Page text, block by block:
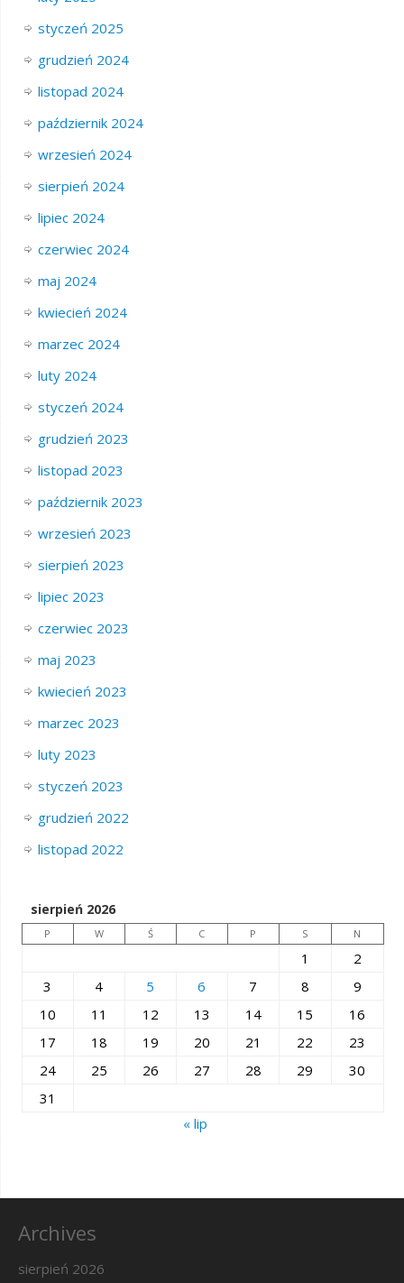
styczeń 2025
grudzień 2024
listopad 2024
październik 2024
wrzesień 2024
sierpień 2024
lipiec 2024
czerwiec 2024
maj 2024
kwiecień 2024
marzec 2024
luty 2024
styczeń 2024
grudzień 2023
listopad 2023
październik 2023
wrzesień 2023
sierpień 2023
lipiec 2023
czerwiec 2023
maj 2023
kwiecień 2023
marzec 2023
luty 2023
styczeń 2023
grudzień 2022
listopad 2022
sierpień 2026
P W Ś C P S N
1
2
3
4 5 6 7 8
9
10
11 12 13 14 15
16
17
18 19 20 21 22
23
24
25 26 27 28 29
30
31
« lip
Archives
sierpień 2026